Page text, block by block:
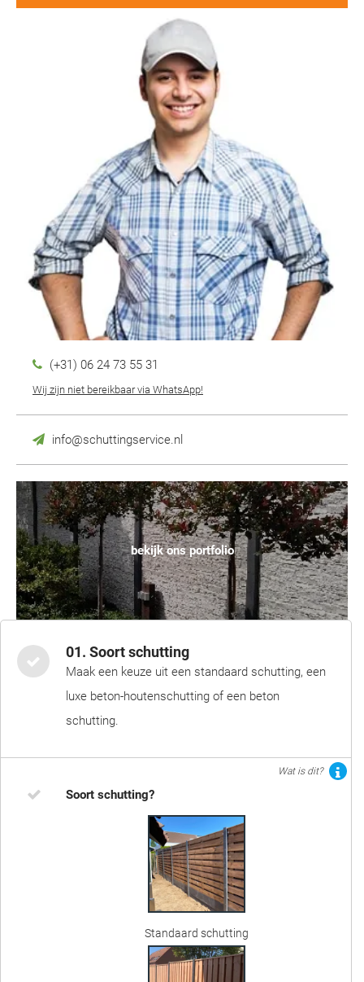
(+31) 06 24 73 55 31
Wij zijn niet bereikbaar via WhatsApp!
info@schuttingservice.nl
bekijk ons portfolio
01. Soort schutting
Maak een keuze uit een standaard schutting, een
luxe beton-houtenschutting of een beton
schutting.
Wat is dit?
Soort schutting?
Standaard schutting